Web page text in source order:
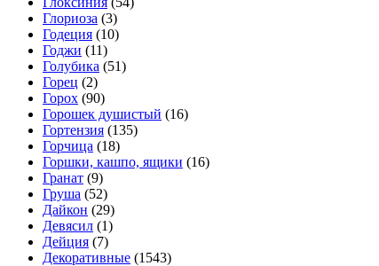
Глориоза (3)
Годеция (10)
Годжи (11)
Голубика (51)
Горец (2)
Горох (90)
Горошек душистый (16)
Гортензия (135)
Горчица (18)
Горшки, кашпо, ящики (16)
Гранат (9)
Груша (52)
Дайкон (29)
Девясил (1)
Дейция (7)
Декоративные (1543)